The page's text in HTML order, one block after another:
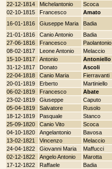
22-12-1814
Michelantonio Scoca
02-10-1815
Francesco Amato
16-01-1816
Giuseppe Maria Badia
21-01-1816
Canio Antonio Badia
27-06-1816
Francesco Paolantonio
08-02-1817
Leone Antonio Melaccio
15-10-1817
Antonio Antoniello
31-12-1817
Donato Ascoli
22-04-1818
Canio Maria Fierravanti
20-01-1819
Erberto Martiniello
06-02-1819
Francesco Abate
23-02-1819
Giuseppe Caputo
05-04-1819
Salvatore Rusolo
18-12-1819
Pasquale Stanco
25-09-1820
Canio Vito Scoca
04-10-1820
Angelantonio Bavosa
13-02-1821
Vincenzo Melaccio
24-04-1822
Giovanni Maria Maffucci
02-12-1822
Angelo Antonio Marotta
17-12-1822
Raffaele Badia